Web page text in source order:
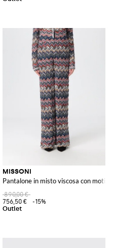
MISSONI
Pantalone in misto viscosa con
890,00 €
756,50 €
-15%